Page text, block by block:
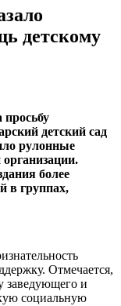
детскому
детский сад
рулонные
более
в группах,
Отмечается,
заведующего и
социальную